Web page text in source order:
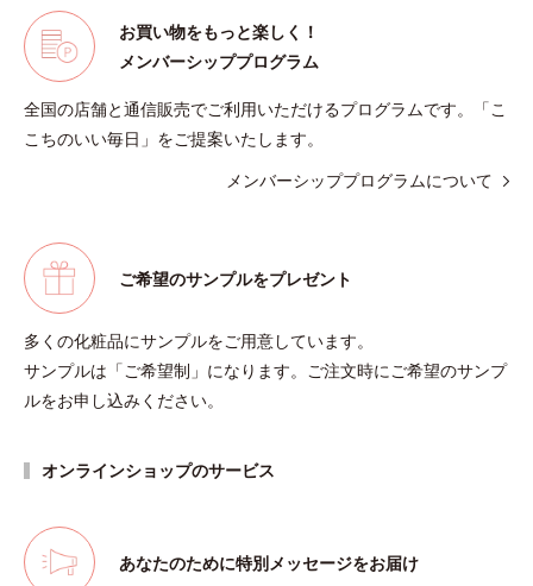
お買い物をもっと楽しく！
メンバーシッププログラム
全国の店舗と通信販売でご利用いただけるプログラムです。「こ
こちのいい毎日」をご提案いたします。
メンバーシッププログラムについて
ご希望のサンプルをプレゼント
多くの化粧品にサンプルをご用意しています。
サンプルは「ご希望制」になります。ご注文時にご希望のサンプ
ルをお申し込みください。
オンラインショップのサービス
あなたのために特別メッセージをお届け